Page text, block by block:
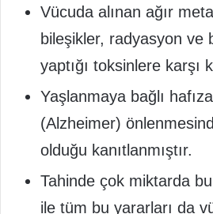
Vücuda alınan ağır
bileşikler, radyasyon ve
yaptığı toksinlere karşı
Yaşlanmaya bağlı hafıza
(Alzheimer)
olduğu kanıtlanmıştır.
Tahinde çok miktarda
ile tüm bu yararları da